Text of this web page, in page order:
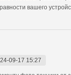
вашего
09-17 15:27